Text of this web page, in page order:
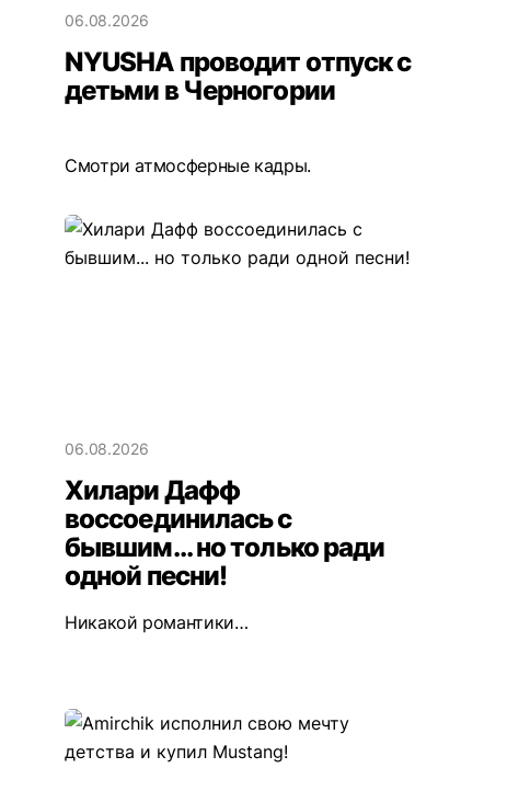
06.08.2026
NYUSHA проводит отпуск с
детьми в Черногории
Смотри атмосферные кадры.
06.08.2026
Хилари Дафф
воссоединилась с
бывшим... но только ради
одной песни!
Никакой романтики…